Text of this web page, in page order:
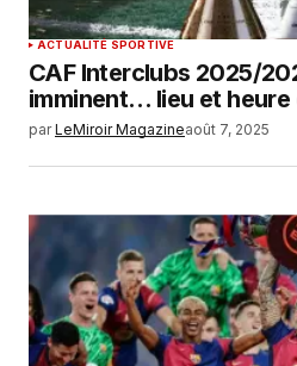
ACTUALITÉ SPORTIVE
CAF Interclubs 2025/
imminent… lieu et heure
par LeMiroir Magazineaoût 7, 2025